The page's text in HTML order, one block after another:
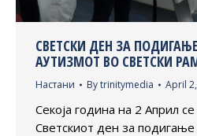
СВЕТСКИ ДЕН ЗА
АУТИЗМОТ ВО СВЕТСКИ
Настани Bytrinitymedia April
Секоја година на 2 Април
Светскиот ден за подигање